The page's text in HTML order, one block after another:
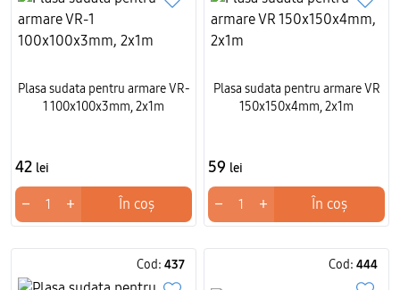
Plasa sudata pentru armare VR-
1 100x100x3mm, 2x1m
42 lei
− + În coș
Plasa sudata pentru armare VR
150x150x4mm, 2x1m
59 lei
− + În coș
Cod: 437 Cod: 444